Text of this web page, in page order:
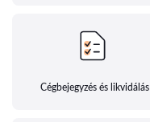
Cégbejegyzés és likvidálás